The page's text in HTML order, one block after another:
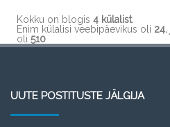
Kokku on blogis 4 külalist.
Enim külalisi veebipäevikus oli 24.
oli 510
UUTE POSTITUSTE JÄLGIJA